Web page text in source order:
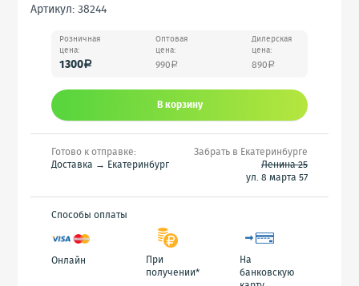
Артикул: 38244
Розничная
цена:
1300a
Оптовая
цена:
990 a
Дилерская
цена:
890 a
В корзину
Готово к отправке:
Доставка → Екатеринбург
Забрать в Екатеринбурге
Ленина 25
ул. 8 марта 57
Способы оплаты
Онлайн
При
получении*
На
банковскую